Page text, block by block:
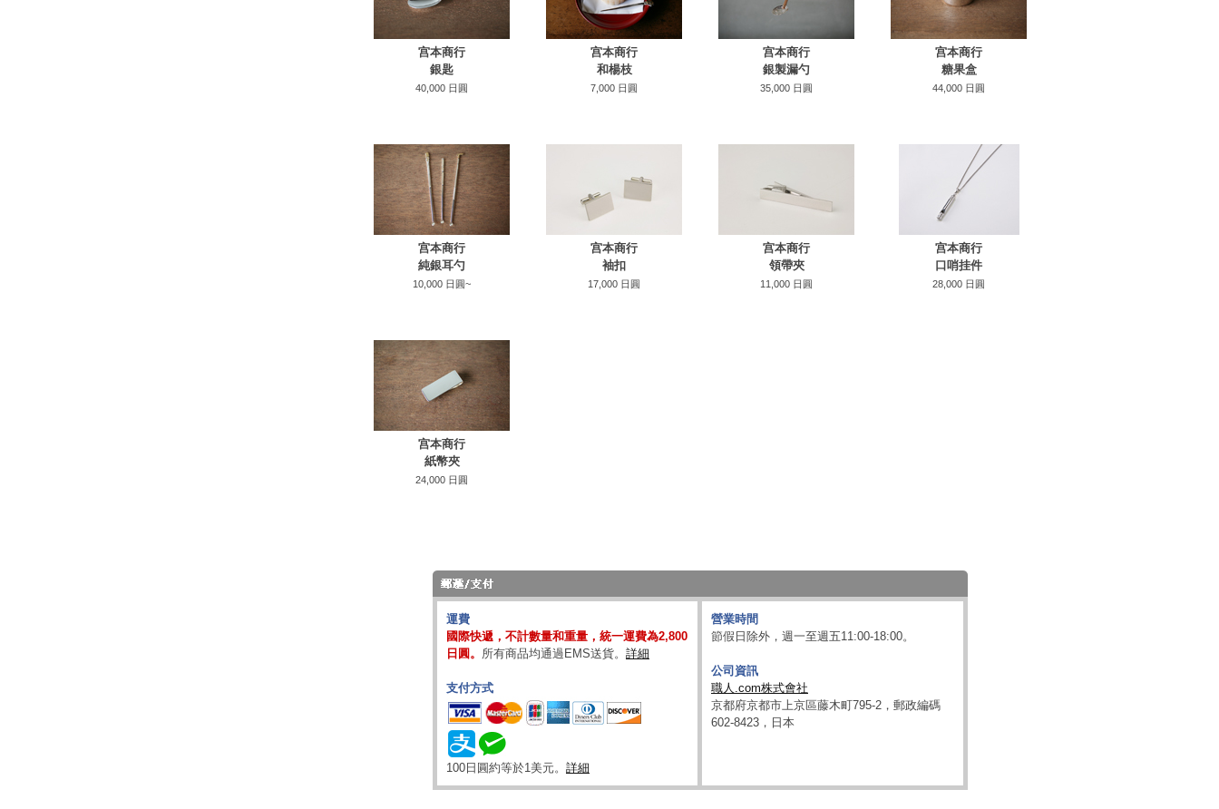
宫本商行
銀匙
40,000 日圓
宫本商行
和楊枝
7,000 日圓
宫本商行
銀製漏勺
35,000 日圓
宫本商行
糖果盒
44,000 日圓
宫本商行
純銀耳勺
10,000 日圓~
宫本商行
袖扣
17,000 日圓
宫本商行
領帶夾
11,000 日圓
宫本商行
口哨挂件
28,000 日圓
宫本商行
紙幣夾
24,000 日圓
運費
國際快遞，不計數量和重量，統一運費為2,800
日圓。 所有商品均通過EMS送貨。 詳細
支付方式
100日圓約等於1美元。 詳細
營業時間
節假日除外，週一至週五11:00-18:00。
公司資訊
職人.com株式會社
京都府京都市上京區藤木町795-2，郵政編碼
602-8423，日本